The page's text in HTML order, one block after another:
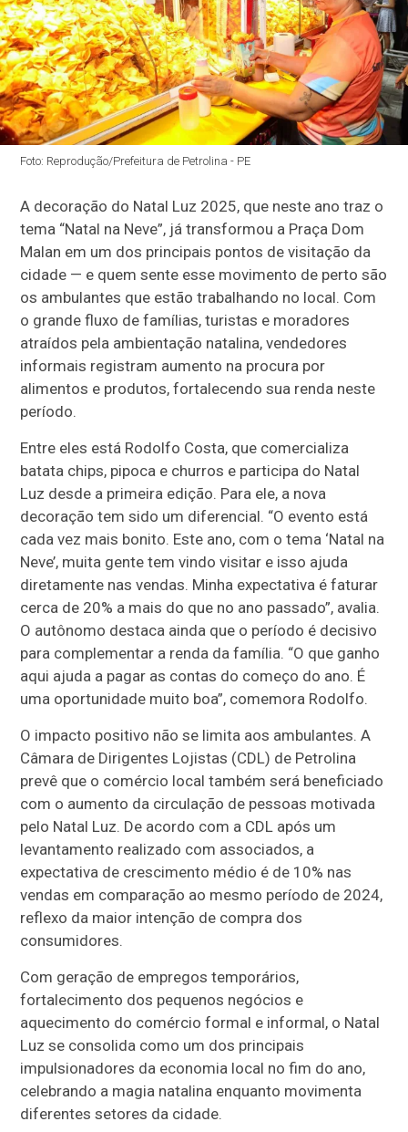
Foto: Reprodução/Prefeitura de Petrolina - PE
A decoração do Natal Luz 2025, que neste ano traz o
tema “Natal na Neve”, já transformou a Praça Dom
Malan em um dos principais pontos de visitação da
cidade — e quem sente esse movimento de perto são
os ambulantes que estão trabalhando no local. Com
o grande fluxo de famílias, turistas e moradores
atraídos pela ambientação natalina, vendedores
informais registram aumento na procura por
alimentos e produtos, fortalecendo sua renda neste
período.
Entre eles está Rodolfo Costa, que comercializa
batata chips, pipoca e churros e participa do Natal
Luz desde a primeira edição. Para ele, a nova
decoração tem sido um diferencial. “O evento está
cada vez mais bonito. Este ano, com o tema ‘Natal na
Neve’, muita gente tem vindo visitar e isso ajuda
diretamente nas vendas. Minha expectativa é faturar
cerca de 20% a mais do que no ano passado”, avalia.
O autônomo destaca ainda que o período é decisivo
para complementar a renda da família. “O que ganho
aqui ajuda a pagar as contas do começo do ano. É
uma oportunidade muito boa”, comemora Rodolfo.
O impacto positivo não se limita aos ambulantes. A
Câmara de Dirigentes Lojistas (CDL) de Petrolina
prevê que o comércio local também será beneficiado
com o aumento da circulação de pessoas motivada
pelo Natal Luz. De acordo com a CDL após um
levantamento realizado com associados, a
expectativa de crescimento médio é de 10% nas
vendas em comparação ao mesmo período de 2024,
reflexo da maior intenção de compra dos
consumidores.
Com geração de empregos temporários,
fortalecimento dos pequenos negócios e
aquecimento do comércio formal e informal, o Natal
Luz se consolida como um dos principais
impulsionadores da economia local no fim do ano,
celebrando a magia natalina enquanto movimenta
diferentes setores da cidade.